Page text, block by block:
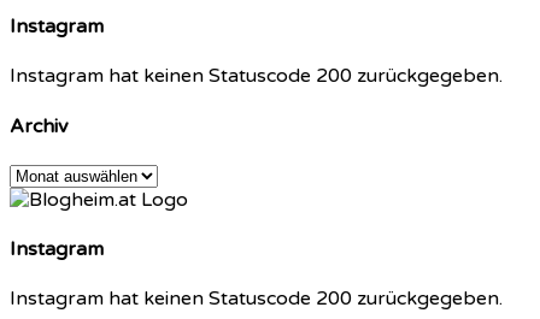
Instagram
Instagram hat keinen Statuscode 200 zurückgegeben.
Archiv
Archiv
Instagram
Instagram hat keinen Statuscode 200 zurückgegeben.